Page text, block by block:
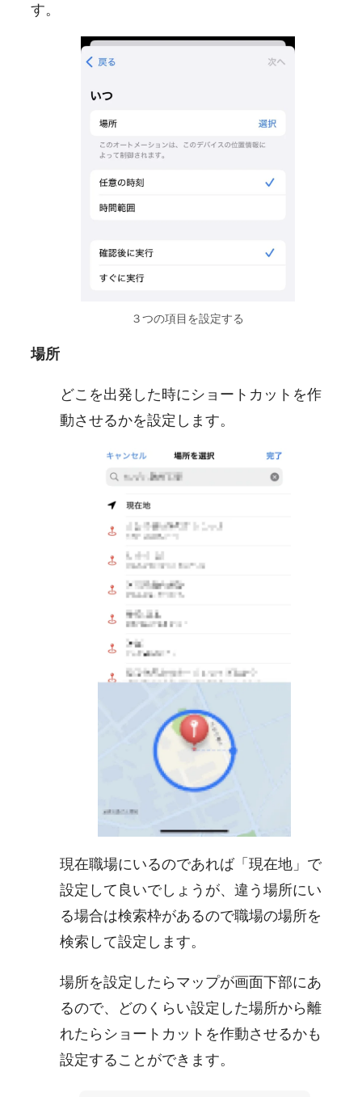
す。
３つの項目を設定する
場所
どこを出発した時にショートカットを作
動させるかを設定します。
現在職場にいるのであれば「現在地」で
設定して良いでしょうが、違う場所にい
る場合は検索枠があるので職場の場所を
検索して設定します。
場所を設定したらマップが画面下部にあ
るので、どのくらい設定した場所から離
れたらショートカットを作動させるかも
設定することができます。